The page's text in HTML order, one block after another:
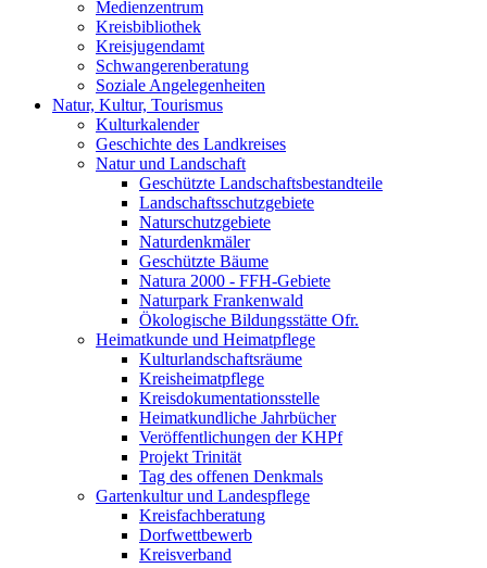
Medienzentrum
Kreisbibliothek
Kreisjugendamt
Schwangerenberatung
Soziale Angelegenheiten
Natur, Kultur, Tourismus
Kulturkalender
Geschichte des Landkreises
Natur und Landschaft
Geschützte Landschaftsbestandteile
Landschaftsschutzgebiete
Naturschutzgebiete
Naturdenkmäler
Geschützte Bäume
Natura 2000 - FFH-Gebiete
Naturpark Frankenwald
Ökologische Bildungsstätte Ofr.
Heimatkunde und Heimatpflege
Kulturlandschaftsräume
Kreisheimatpflege
Kreisdokumentationsstelle
Heimatkundliche Jahrbücher
Veröffentlichungen der KHPf
Projekt Trinität
Tag des offenen Denkmals
Gartenkultur und Landespflege
Kreisfachberatung
Dorfwettbewerb
Kreisverband